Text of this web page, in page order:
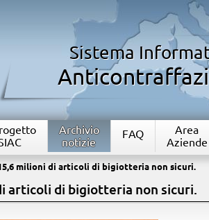
Sistema
Archivio
notizie
FAQ
Area
Aziende
milioni di articoli di bigiotteria non sicuri.
articoli di bigiotteria non sicuri.